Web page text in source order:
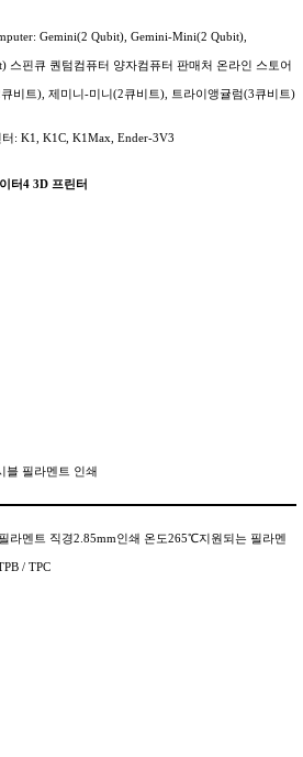
Gemini(2 Qubit), Gemini-Mini(2 Qubit),
스핀큐 퀀텀컴퓨터 양자컴퓨터 판매처 온라인 스토어
비트), 제미니-미니(2큐비트), 트라이앵귤럼(3큐비트)
: K1, K1C, K1Max, Ender-3V3
터4 3D 프린터
블 필라멘트 인쇄
라멘트 직경2.85mm인쇄 온도265℃지원되는 필라멘
/ TPC